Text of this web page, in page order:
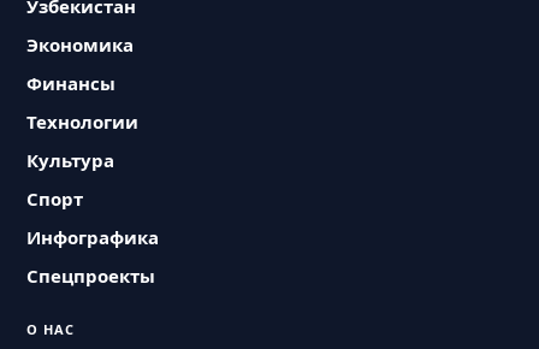
Узбекистан
Экономика
Финансы
Технологии
Культура
Спорт
Инфографика
Спецпроекты
О НАС